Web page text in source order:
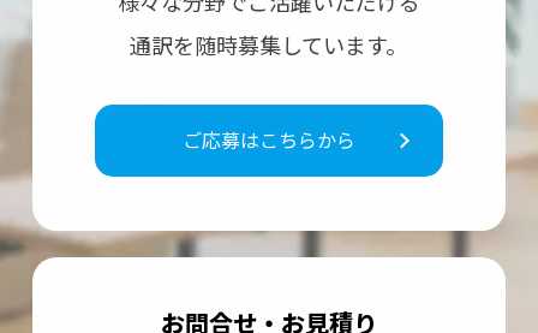
通訳を随時募集しています。
ご応募はこちらから
お問合せ・お⾒積り